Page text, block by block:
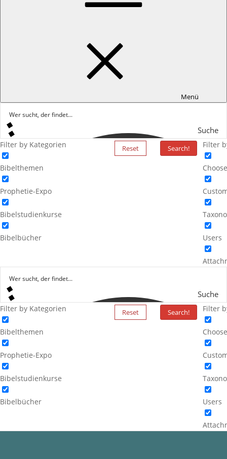
Menü
Suche
Filter by Kategorien
Bibelthemen
Prophetie-Expo
Bibelstudienkurse
Bibelbücher
Reset Search! Filter
Users
Suche
Filter by Kategorien
Bibelthemen
Prophetie-Expo
Bibelstudienkurse
Bibelbücher
Reset Search! Filter
Users